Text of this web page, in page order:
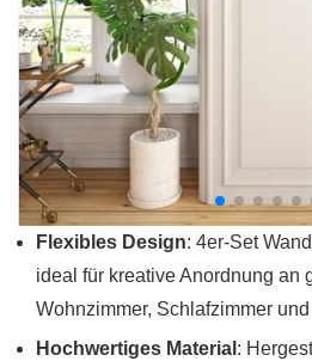
Flexibles Design: 4er-Set
ideal für kreative Anordnung an
Wohnzimmer, Schlafzimmer
Hochwertiges Material :